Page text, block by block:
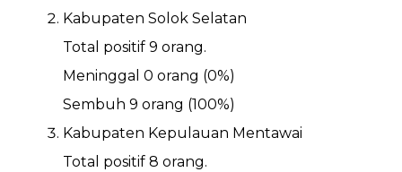
Kabupaten Solok Selatan
Total positif 9 orang.
Meninggal 0 orang (0%)
Sembuh 9 orang (100%)
Kabupaten Kepulauan Mentawai
Total positif 8 orang.